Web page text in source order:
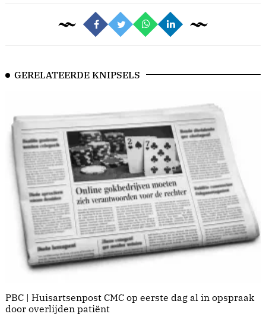
GERELATEERDE KNIPSELS
PBC | Huisartsenpost CMC op eerste dag al in opspraak
door overlijden patiënt